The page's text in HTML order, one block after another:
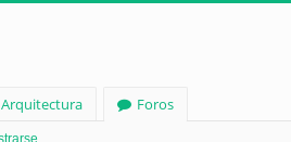
Arquitectura
Foros